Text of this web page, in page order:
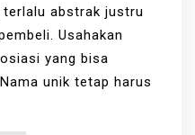
terlalu abstrak justru
Usahakan
yang bisa
unik tetap harus